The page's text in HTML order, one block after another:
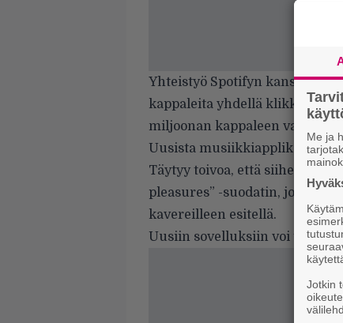
Yhteistyö Spotifyn kanssa sen
kappaleita yhdellä
miljoonan kappaleen
Uusista
Täytyy toivoa, että siihen
pleasures” -suodatin, jotta
kavereilleen esitellä.
Uusiin sovelluksiin voi
Me ja
Jotkin